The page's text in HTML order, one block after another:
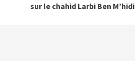
sur le chahid Larbi Ben M’hidi